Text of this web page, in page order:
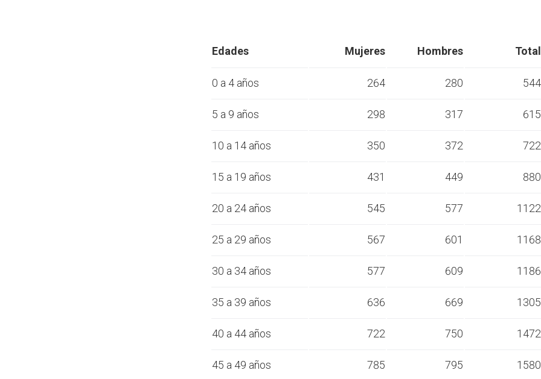
Edades Mujeres Hombres Total
0 a 4 años 264 280 544
5 a 9 años 298 317 615
10 a 14 años 350 372 722
15 a 19 años 431 449 880
20 a 24 años 545 577 1122
25 a 29 años 567 601 1168
30 a 34 años 577 609 1186
35 a 39 años 636 669 1305
40 a 44 años 722 750 1472
45 a 49 años 785 795 1580